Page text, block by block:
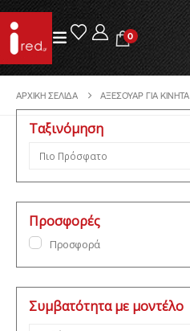
0
ΑΡΧΙΚΉ ΣΕΛΊΔΑ ΑΞΕΣΟΥΆΡ ΓΙΑ ΚΙΝΗΤΆ
Ταξινόμηση
Ταξινόμηση προϊόντων
Προσφορές
Προσφορά
Συμβατότητα με μοντέλο